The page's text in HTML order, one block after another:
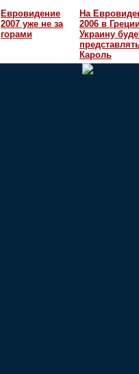
Евровидение
2007 уже не за
горами
На
2006 в
Украину
Кароль